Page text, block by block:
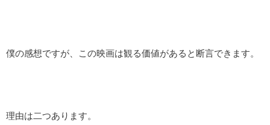
僕の感想ですが、この映画は観る価値があると断言できます。
理由は二つあります。